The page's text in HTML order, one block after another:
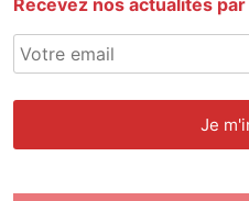
Recevez nos actualités